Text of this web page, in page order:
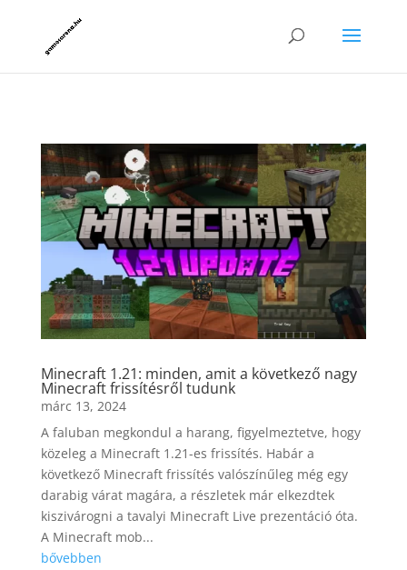
Minecraft 1.21: minden, amit a következő nagy
Minecraft frissítésről tudunk
márc 13, 2024
A faluban megkondul a harang, figyelmeztetve, hogy
közeleg a Minecraft 1.21-es frissítés. Habár a
következő Minecraft frissítés valószínűleg még egy
darabig várat magára, a részletek már elkezdtek
kiszivárogni a tavalyi Minecraft Live prezentáció óta.
A Minecraft mob...
bővebben